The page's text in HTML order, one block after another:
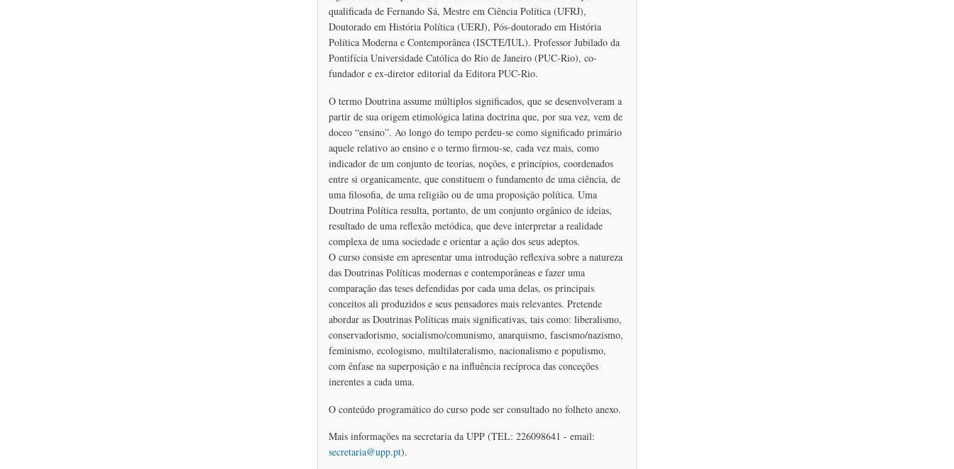
qualificada de Fernando Sá, Mestre em Ciência Política (UFRJ),
Doutorado em História Política (UERJ), Pós-doutorado em História
Política Moderna e Contemporânea (ISCTE/IUL). Professor Jubilado da
Pontifícia Universidade Católica do Rio de Janeiro (PUC-Rio), co-
fundador e ex-diretor editorial da Editora PUC-Rio.
O termo Doutrina assume múltiplos significados, que se desenvolveram a
partir de sua origem etimológica latina doctrina que, por sua vez, vem de
doceo “ensino”. Ao longo do tempo perdeu-se como significado primário
aquele relativo ao ensino e o termo firmou-se, cada vez mais, como
indicador de um conjunto de teorias, noções, e princípios, coordenados
entre si organicamente, que constituem o fundamento de uma ciência, de
uma filosofia, de uma religião ou de uma proposição política. Uma
Doutrina Política resulta, portanto, de um conjunto orgânico de ideias,
resultado de uma reflexão metódica, que deve interpretar a realidade
complexa de uma sociedade e orientar a ação dos seus adeptos.
O curso consiste em apresentar uma introdução reflexiva sobre a natureza
das Doutrinas Políticas modernas e contemporâneas e fazer uma
comparação das teses defendidas por cada uma delas, os principais
conceitos ali produzidos e seus pensadores mais relevantes. Pretende
abordar as Doutrinas Políticas mais significativas, tais como: liberalismo,
conservadorismo, socialismo/comunismo, anarquismo, fascismo/nazismo,
feminismo, ecologismo, multilateralismo, nacionalismo e populismo,
com ênfase na superposição e na influência recíproca das conceções
inerentes a cada uma.
O conteúdo programático do curso pode ser consultado no folheto anexo.
Mais informações na secretaria da UPP (TEL: 226098641 - email:
secretaria@upp.pt).